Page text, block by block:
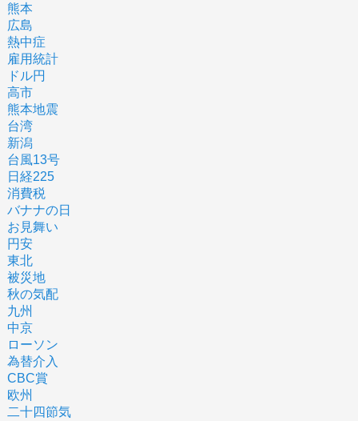
熊本
広島
熱中症
雇用統計
ドル円
高市
熊本地震
台湾
新潟
台風13号
日経225
消費税
バナナの日
お見舞い
円安
東北
被災地
秋の気配
九州
中京
ローソン
為替介入
CBC賞
欧州
二十四節気